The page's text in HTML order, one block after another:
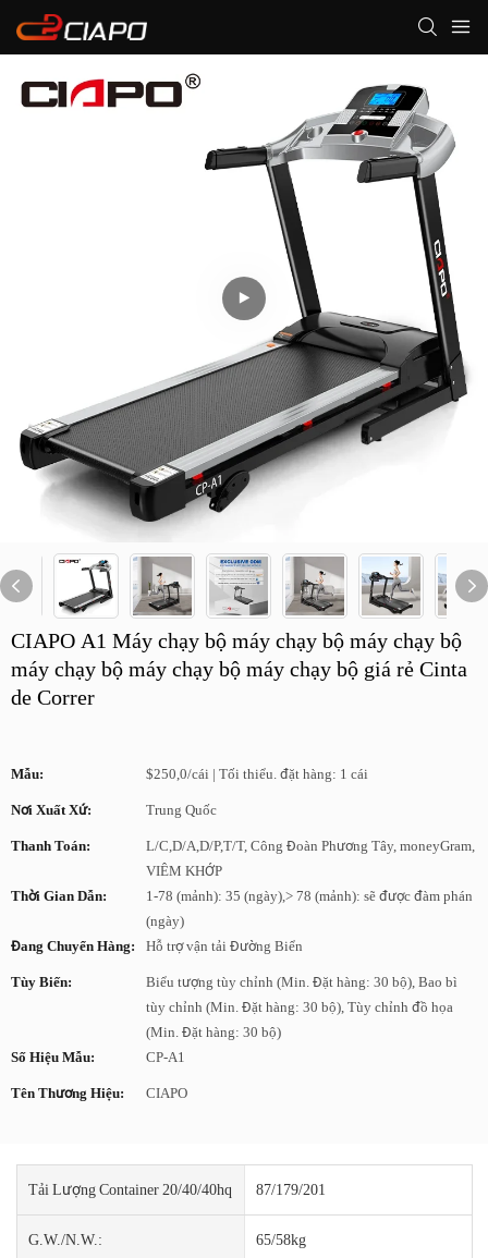
CIAPO A1 Máy chạy bộ máy chạy bộ máy chạy bộ
máy chạy bộ máy chạy bộ máy chạy bộ giá rẻ Cinta
de Correr
Mẫu: $250,0/cái | Tối thiểu. đặt hàng: 1 cái
Nơi Xuất Xứ: Trung Quốc
Thanh Toán:
L/C,D/A,D/P,T/T, Công Đoàn Phương Tây, moneyGram,
VIÊM KHỚP
Thời Gian Dẫn:
1-78 (mảnh): 35 (ngày),> 78 (mảnh): sẽ được đàm phán
(ngày)
Đang Chuyển Hàng:
Hỗ trợ vận tải Đường Biển
Tùy Biến:
Biểu tượng tùy chỉnh (Min. Đặt hàng: 30 bộ), Bao bì
tùy chỉnh (Min. Đặt hàng: 30 bộ), Tùy chỉnh đồ họa
(Min. Đặt hàng: 30 bộ)
Số Hiệu Mẫu:
CP-A1
Tên Thương Hiệu: CIAPO
Tải Lượng Container 20/40/40hq 87/179/201
G.W./N.W.: 65/58kg